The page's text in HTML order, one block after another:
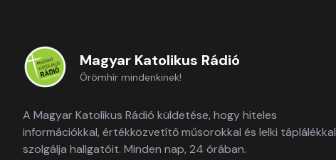
Magyar Katolikus Rádió
Örömhír mindenkinek!
A Magyar Katolikus Rádió küldetése, hogy hiteles
információkkal, értékközvetítő műsorokkal és lelki táplálékkal
szolgálja hallgatóit. Minden nap, 24 órában.